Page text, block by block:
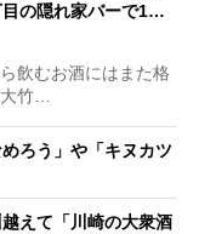
目の隠れ家バーで1…
飲むお酒にはまた格
竹…
ろう」や「キヌカツ
えて「川崎の大衆酒